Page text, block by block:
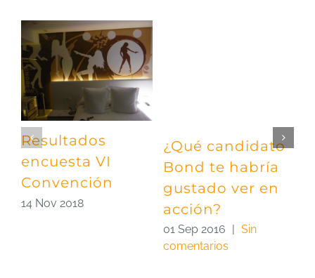
Resultados
encuesta VI
Convención
14 Nov 2018
¿Qué candidato
Bond te habría
gustado ver en
acción?
01 Sep 2016
Sin
comentarios